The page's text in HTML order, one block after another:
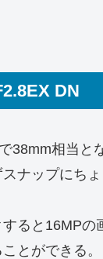
DN
38mm相当と
ナップにち
ると16MP
とができる。